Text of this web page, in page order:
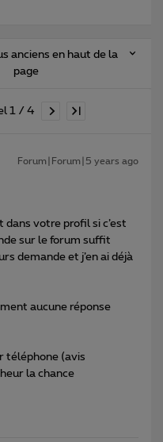
anciens en haut de la
page
1 / 4
Forum|Forum|5 years ago
dans votre profil si c’est
sur le forum suffit
demande et j’en ai déjà
aucune réponse
téléphone (avis
la chance